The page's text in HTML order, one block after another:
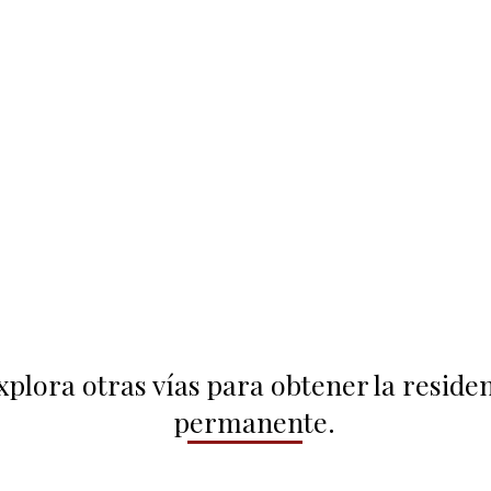
otras vías para obtener la
permanente.